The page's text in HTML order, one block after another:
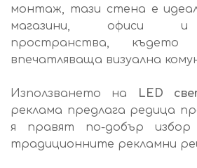
монтаж, тази стена е
магазини, офиси и
пространства, където
впечатляваща визуална
Използването на LED
реклама предлага редица
я правят по-добър
традиционните рекламни